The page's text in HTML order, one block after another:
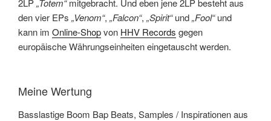
2LP„Totem“mitgebracht. Und eben jene 2LP besteht aus
den vier EPs „Venom“, „Falcon“, „Spirit“und„Fool“und
kann im Online-Shopvon HHV Records gegen
europäische Währungseinheiten eingetauscht werden.
Meine Wertung
Basslastige Boom Bap Beats, Samples / Inspirationen aus